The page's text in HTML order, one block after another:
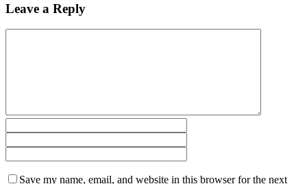
Leave a Reply
Save my name, email, and website in this browser for the next